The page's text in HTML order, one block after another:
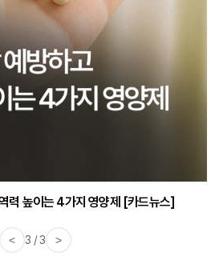
기 좋은 과일 4가지 [카드뉴스]
< 1 / 3 >